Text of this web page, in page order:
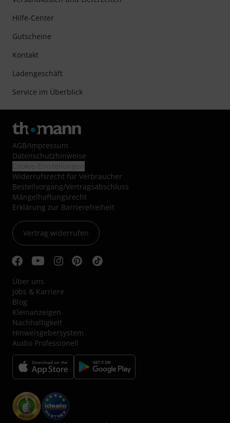
Hilfe-Center
Gutscheine
Kontakt
Ladengeschäft
Service im Überblick
AGB/Impressum
Datenschutzhinweise
Widerrufsrecht für Verbraucher
Bestellvorgang/Vertragsabschluss
Mängelhaftungsrecht
Erklärung zur Barrierefreiheit
Vertrag widerrufen
Über uns
Jobs & Karriere
Blog
Kleinanzeigen
Nachhaltigkeit
Hinweisgebersystem
Audio Professionell